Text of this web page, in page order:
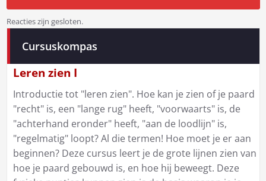
Bericht
navigatie
Reacties zijn gesloten.
Cursuskompas
Leren zien I
Introductie tot "leren zien". Hoe kan je zien of je paard
"recht" is, een "lange rug" heeft, "voorwaarts" is, de
"achterhand eronder" heeft, "aan de loodlijn" is,
"regelmatig" loopt? Al die termen! Hoe moet je er aan
beginnen? Deze cursus leert je de grote lijnen zien van
hoe je paard gebouwd is, en hoe hij beweegt. Deze